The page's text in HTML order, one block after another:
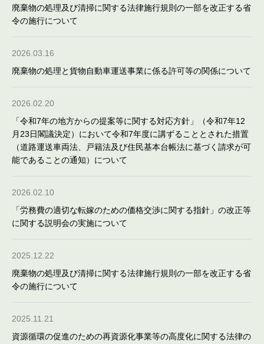
廃棄物の処理及び清掃に関する法律施行規則の一部を改正する省
令の施行について
2026.03.16
廃棄物の処理と貨物自動車運送事業に係る許可等の関係について
2026.02.20
「令和7年の地方からの提案等に関する対応方針」（令和7年12
月23日閣議決定）において令和7年度に講ずることとされた措置
（道路運送車両法、戸籍法及び住民基本台帳法に基づく請求が可
能であることの通知）について
2026.02.10
「労務費の適切な転嫁のための価格交渉に関する指針」の改正等
に関する説明会の実施について
2025.12.22
廃棄物の処理及び清掃に関する法律施行規則の一部を改正する省
令の施行について
2025.11.21
資源循環の促進のための再資源化事業等の高度化に関する法律の